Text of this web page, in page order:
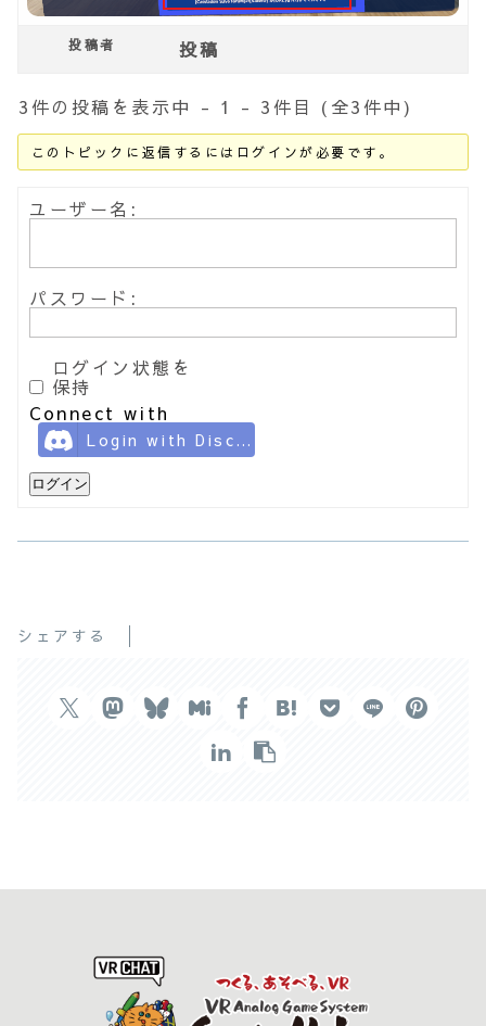
投稿者 投稿
3件の投稿を表示中 - 1 - 3件目 (全3件中)
このトピックに返信するにはログインが必要です。
ユーザー名:
パスワード:
ログイン状態を
保持
Connect with
Login with Discord
ログイン
シェアする